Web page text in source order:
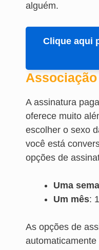
alguém.
Clique aqui
A assinatura
oferece muito
escolher o sexo
você está
opções de
Uma
Um mês:
As opções de